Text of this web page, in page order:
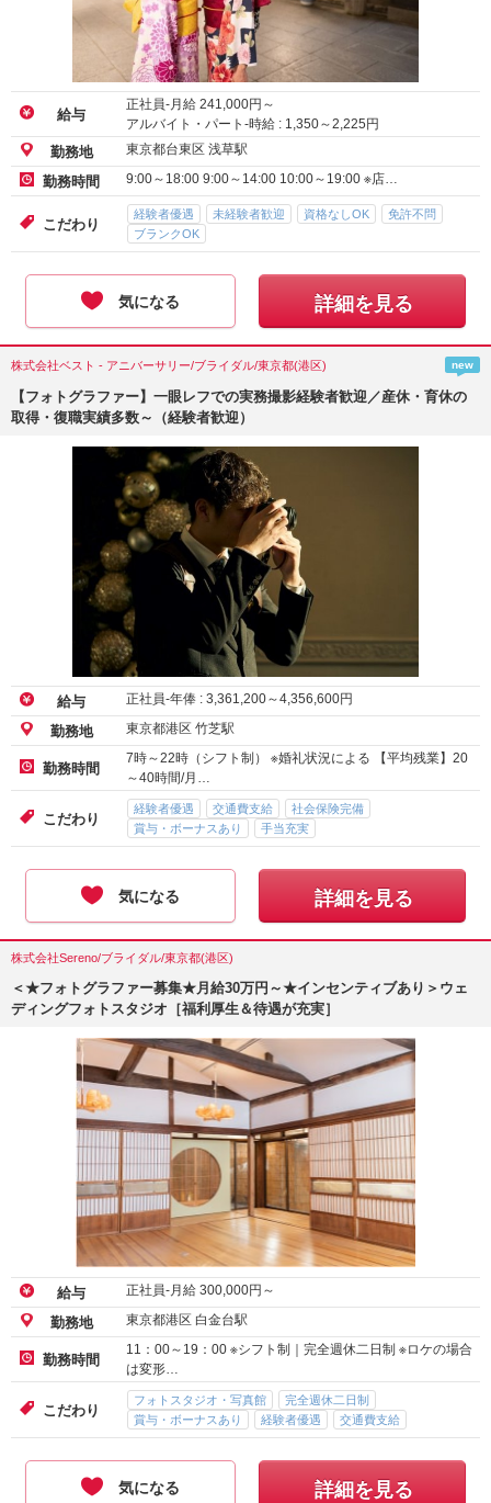
給与
正社員-月給 241,000円～
アルバイト・パート-時給 : 1,350～2,225 円
勤務地 東京都台東区 浅草駅
勤務時間 9:00～18:00 9:00～14:00 10:00～19:00 ※店…
こだわり
経験者優遇 未経験者歓迎 資格なしOK
免許不問
ブランクOK
気になる 詳細を見る
株式会社ベスト - アニバーサリー/ブライダル/東京都(港区) new
【フォトグラファー】一眼レフでの実務撮影経験者歓迎／産休・育休の
取得・復職実績多数～（経験者歓迎）
給与 正社員-年俸 : 3,361,200～4,356,600円
勤務地 東京都港区 竹芝駅
勤務時間
7時～22時（シフト制） ※婚礼状況による 【平均残業】20
～40時間/月…
こだわり
経験者優遇 交通費支給
社会保険完備
賞与・ボーナスあり
手当充実
気になる 詳細を見る
株式会社Sereno/ブライダル/東京都(港区)
＜★フォトグラファー募集★月給30万円～★インセンティブあり＞ウェ
ディングフォトスタジオ［福利厚生＆待遇が充実］
給与 正社員-月給 300,000円～
勤務地 東京都港区 白金台駅
勤務時間
11：00～19：00 ※シフト制｜完全週休二日制 ※ロケの場合
は変形…
こだわり
フォトスタジオ・写真館
完全週休二日制
賞与・ボーナスあり
経験者優遇 交通費支給
気になる 詳細を見る